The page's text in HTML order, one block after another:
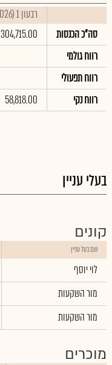
רבעון 1 (2026)
סה"כ הכנסות
304,715.00
רווח גולמי
רווח תפעולי
רווח נקי
58,818.00
בעלי עניין
קונים
שם בעל עניין
לוי יוסף
מור השקעות
מור השקעות
מוכרים